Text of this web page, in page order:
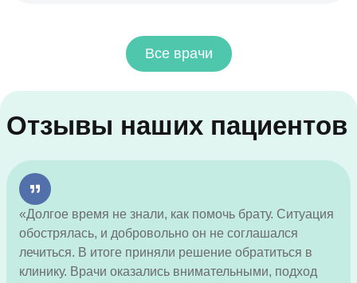
Все врачи
Отзывы наших пациентов
«Долгое время не знали, как помочь брату. Ситуация
обострялась, и добровольно он не соглашался
лечиться. В итоге приняли решение обратиться в
клинику. Врачи оказались внимательными, подход